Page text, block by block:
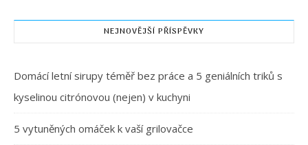
NEJNOVĚJŠÍ PŘÍSPĚVKY
Domácí letní sirupy téměř bez práce a 5 geniálních triků s
kyselinou citrónovou (nejen) v kuchyni
5 vytuněných omáček k vaší grilovačce